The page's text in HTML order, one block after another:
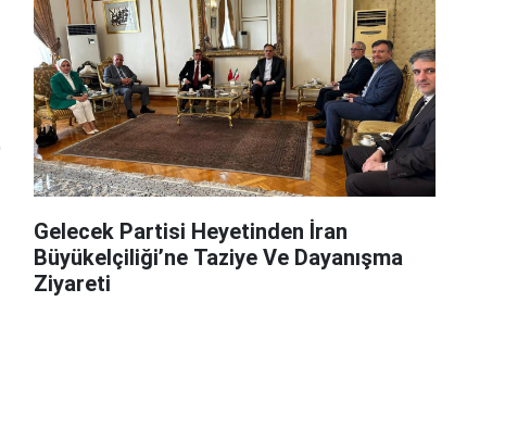
Gelecek Partisi Heyetinden İran
Büyükelçiliği’ne Taziye Ve Dayanışma
Ziyareti